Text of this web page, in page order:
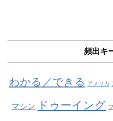
頻出キ
わかる／できる アメリカ
マシン ドゥーイング